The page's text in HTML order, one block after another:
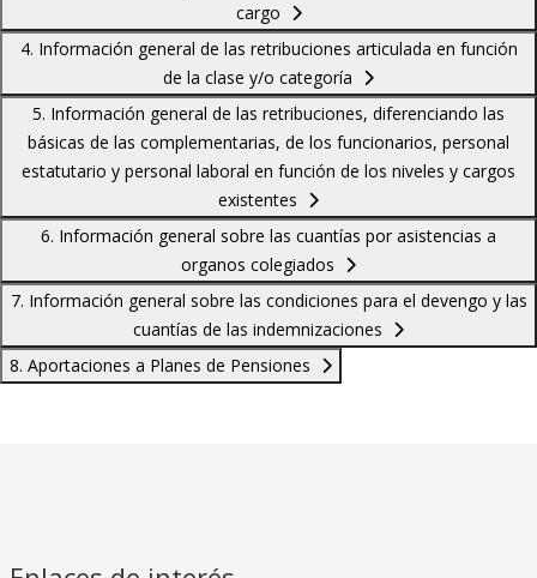
cargo
4. Información general de las retribuciones articulada en función
de la clase y/o categoría
5. Información general de las retribuciones, diferenciando las
básicas de las complementarias, de los funcionarios, personal
estatutario y personal laboral en función de los niveles y cargos
existentes
6. Información general sobre las cuantías por asistencias a
organos colegiados
7. Información general sobre las condiciones para el devengo y las
cuantías de las indemnizaciones
8. Aportaciones a Planes de Pensiones